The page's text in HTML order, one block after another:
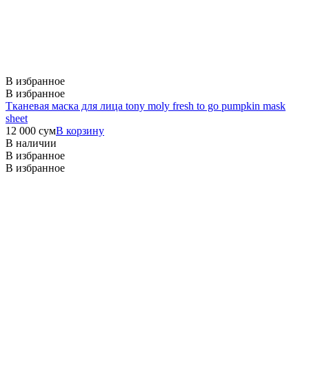
В избранное
В избранное
Тканевая маска для лица tony moly fresh to go pumpkin mask
sheet
12 000 сумВ корзину
В наличии
В избранное
В избранное